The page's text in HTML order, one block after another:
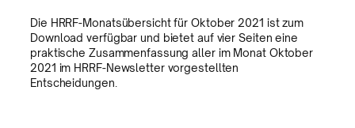
Die HRRF-Monatsübersicht für Oktober 2021 ist zum
Download verfügbar und bietet auf vier Seiten eine
praktische Zusammenfassung aller im Monat Oktober
2021 im HRRF-Newsletter vorgestellten
Entscheidungen.